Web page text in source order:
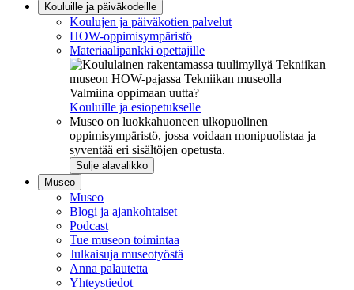
Kouluille ja päiväkodeille
Koulujen ja päiväkotien palvelut
HOW-oppimisympäristö
Materiaalipankki opettajille
Valmiina oppimaan uutta?
Kouluille ja esiopetukselle
Museo on luokkahuoneen ulkopuolinen
oppimisympäristö, jossa voidaan monipuolistaa ja
syventää eri sisältöjen opetusta.
Sulje alavalikko
Museo
Museo
Blogi ja ajankohtaiset
Podcast
Tue museon toimintaa
Julkaisuja museotyöstä
Anna palautetta
Yhteystiedot